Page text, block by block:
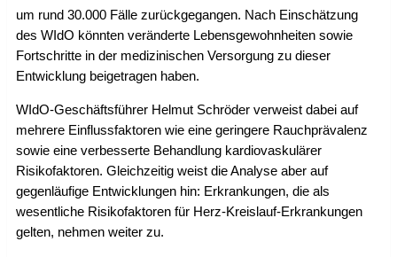
um rund 30.000 Fälle zurückgegangen. Nach Einschätzung
des WIdO könnten veränderte Lebensgewohnheiten sowie
Fortschritte in der medizinischen Versorgung zu dieser
Entwicklung beigetragen haben.
WIdO-Geschäftsführer Helmut Schröder verweist dabei auf
mehrere Einflussfaktoren wie eine geringere Rauchprävalenz
sowie eine verbesserte Behandlung kardiovaskulärer
Risikofaktoren. Gleichzeitig weist die Analyse aber auf
gegenläufige Entwicklungen hin: Erkrankungen, die als
wesentliche Risikofaktoren für Herz-Kreislauf-Erkrankungen
gelten, nehmen weiter zu.